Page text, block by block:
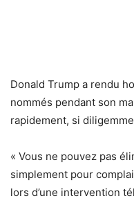
Donald Trump a rendu
nommés pendant son
rapidement, si
« Vous ne pouvez pas
simplement pour
lors d’une intervention